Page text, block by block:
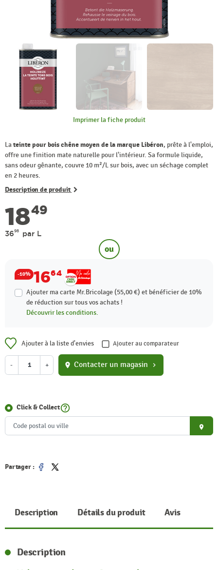
Imprimer la fiche produit
Lateinte pour bois chêne moyen de la marque Libéron, prête à l'emploi,
offre une finition mate naturelle pour l'intérieur. Sa formule liquide,
sans odeur gênante, couvre 10 m²/L sur bois, avec un séchage complet
en 2 heures.
Description de produit
1849
3698 par L
ou
-10% 1664
Ajouter ma carte Mr.Bricolage (55,00 €) et bénéficier de 10%
de réduction sur tous vos achats !
Découvrir les conditions.
Ajouter à la liste d'envies Ajouter au comparateur
- + location_on Contacter un magasin chevron_right
Click & Collecthelp_outline
place
Partager :
Partager
Tweet
Description Détails du produit Avis
Description